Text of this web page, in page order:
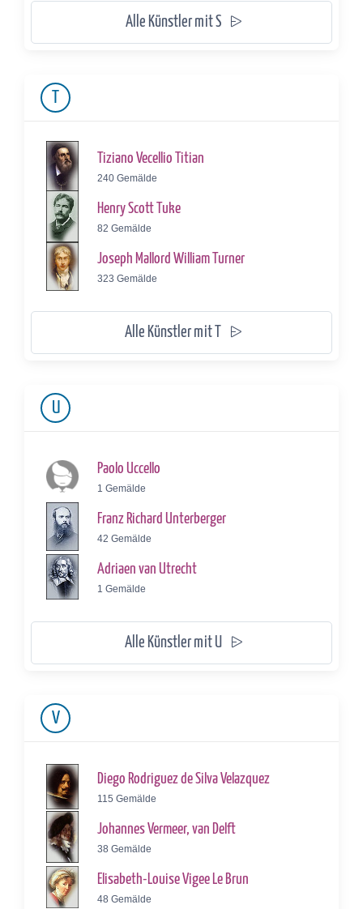
Alle Künstler mit S
T
Tiziano Vecellio Titian
240 Gemälde
Henry Scott Tuke
82 Gemälde
Joseph Mallord William Turner
323 Gemälde
Alle Künstler mit T
U
Paolo Uccello
1 Gemälde
Franz Richard Unterberger
42 Gemälde
Adriaen van Utrecht
1 Gemälde
Alle Künstler mit U
V
Diego Rodriguez de Silva Velazquez
115 Gemälde
Johannes Vermeer, van Delft
38 Gemälde
Elisabeth-Louise Vigee Le Brun
48 Gemälde